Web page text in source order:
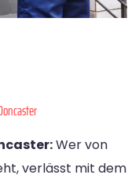
Wer von
verlässt mit dem